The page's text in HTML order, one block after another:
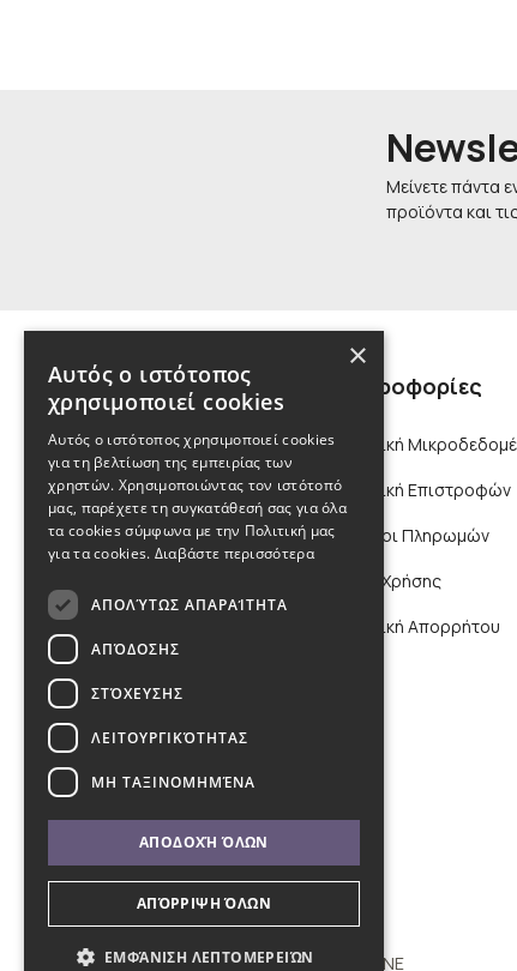
Μείνετε πάντα
προϊόντα και
Πληροφορίες
Πολιτική
Πολιτική Επιστροφών
Τρόποι Πληρωμών
Όροι Χρήσης
Πολιτική Απορρήτου
Copyright © 2011 - 2026 KYBOS ONLINE
×
Αυτός ο ιστότοπος
χρησιμοποιεί cookies
Αυτός ο ιστότοπος χρησιμοποιεί cookies
για τη βελτίωση της εμπειρίας των
χρηστών. Χρησιμοποιώντας τον ιστότοπό
μας, παρέχετε τη συγκατάθεσή σας για όλα
τα cookies σύμφωνα με την Πολιτική μας
για τα cookies. Διαβάστε περισσότερα
ΑΠΟΛΎΤΩΣ ΑΠΑΡΑΊΤΗΤΑ
ΑΠΌΔΟΣΗΣ
ΣΤΌΧΕΥΣΗΣ
ΛΕΙΤΟΥΡΓΙΚΌΤΗΤΑΣ
ΜΗ ΤΑΞΙΝΟΜΗΜΈΝΑ
ΑΠΟΔΟΧΉ ΌΛΩΝ
ΑΠΌΡΡΙΨΗ ΌΛΩΝ
ΕΜΦΆΝΙΣΗ ΛΕΠΤΟΜΕΡΕΙΏΝ